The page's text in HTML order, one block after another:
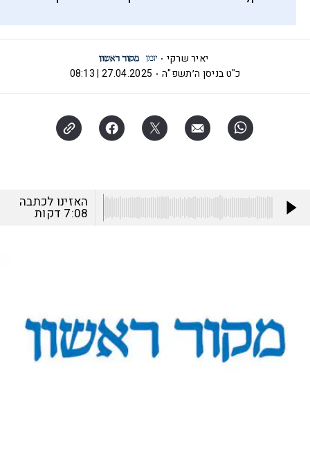
יאיר שרקי
כ"ט בניסן ה׳תשפ"ה
27.04.2025 | 08:13
האזינו לכתבה
7:08 דקות